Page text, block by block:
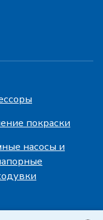
покраски
насосы и